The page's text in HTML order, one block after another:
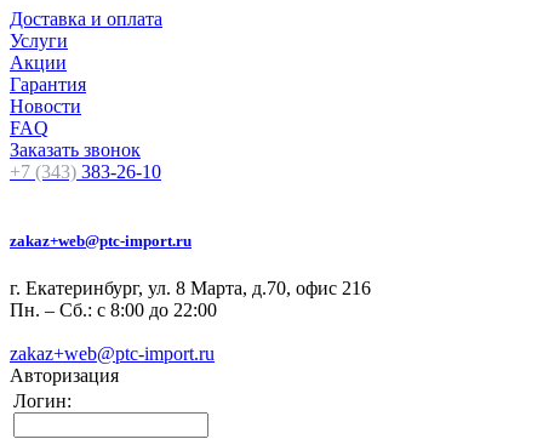
Доставка и оплата
Услуги
Акции
Гарантия
Новости
FAQ
Заказать звонок
+7 (343) 383-26-10
zakaz+web@ptc-import.ru
г. Екатеринбург, ул. 8 Марта, д.70, офис 216
Пн. – Сб.: с 8:00 до 22:00
zakaz+web@ptc-import.ru
Авторизация
Логин: